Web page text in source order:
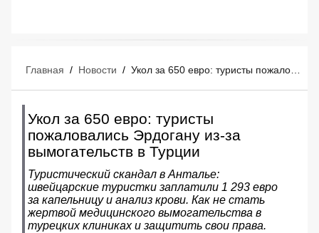
Главная / Новости /
Укол за 650 евро: туристы
пожаловались Эрдогану из-за
вымогательств в Турции
Туристический скандал в Анталье:
швейцарские туристки заплатили 1 293 евро
за капельницу и анализ крови. Как не стать
жертвой медицинского вымогательства в
турецких клиниках и защитить свои права.